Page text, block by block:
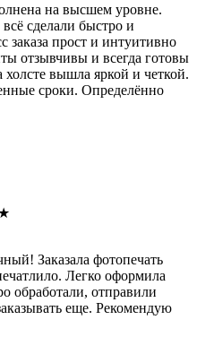
на высшем уровне.
сделали быстро и
заказа прост и интуитивно
отзывчивы и всегда готовы
вышла яркой и четкой.
сроки. Определённо
Заказала фотопечать
Легко оформила
обработали, отправили
еще. Рекомендую